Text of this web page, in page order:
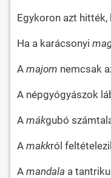
Egykoron azt hitték,
Ha a karácsonyi
A majom nemcsak
A népgyógyászok
A mákgubó
A makkról
A mandala a